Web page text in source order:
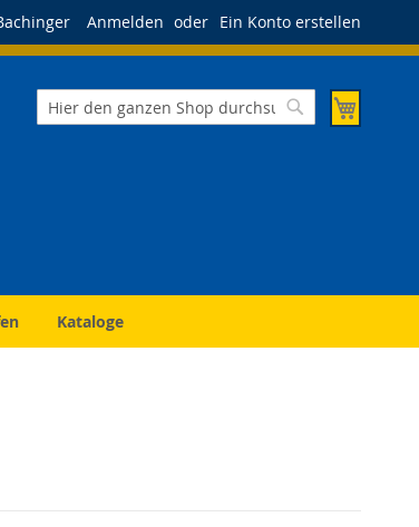
Anmelden Ein Konto erstellen
Suche
Suche
Kataloge